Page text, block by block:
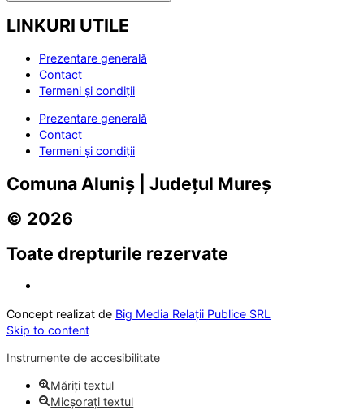
LINKURI UTILE
Prezentare generală
Contact
Termeni și condiții
Prezentare generală
Contact
Termeni și condiții
Comuna Aluniș | Județul Mureș
© 2026
Toate drepturile rezervate
Concept realizat de Big Media Relații Publice SRL
Skip to content
Instrumente de accesibilitate
Măriți textul
Micșorați textul